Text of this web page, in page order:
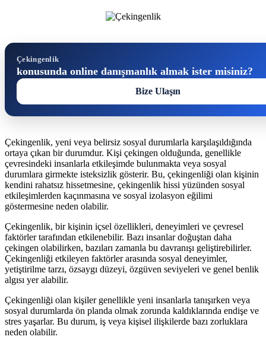
Çekingenlik
konusunda online danışmanlık almak ister misiniz?
Bize Ulaşın
Çekingenlik, yeni veya belirsiz sosyal durumlarla karşılaşıldığında
ortaya çıkan bir durumdur. Kişi çekingen olduğunda, genellikle
çevresindeki insanlarla etkileşimde bulunmakta veya sosyal
durumlara girmekte isteksizlik gösterir. Bu, çekingenliği olan kişinin
kendini rahatsız hissetmesine, çekingenlik hissi yüzünden sosyal
etkileşimlerden kaçınmasına ve sosyal izolasyon eğilimi
göstermesine neden olabilir.
Çekingenlik, bir kişinin içsel özellikleri, deneyimleri ve çevresel
faktörler tarafından etkilenebilir. Bazı insanlar doğuştan daha
çekingen olabilirken, bazıları zamanla bu davranışı geliştirebilirler.
Çekingenliği etkileyen faktörler arasında sosyal deneyimler,
yetiştirilme tarzı, özsaygı düzeyi, özgüven seviyeleri ve genel benlik
algısı yer alabilir.
Çekingenliği olan kişiler genellikle yeni insanlarla tanışırken veya
sosyal durumlarda ön planda olmak zorunda kaldıklarında endişe ve
stres yaşarlar. Bu durum, iş veya kişisel ilişkilerde bazı zorluklara
neden olabilir.